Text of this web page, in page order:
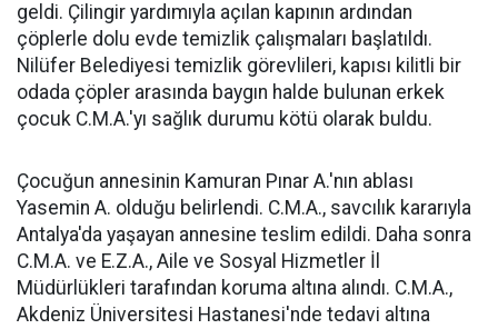
geldi. Çilingir yardımıyla açılan kapının ardından
çöplerle dolu evde temizlik çalışmaları başlatıldı.
Nilüfer Belediyesi temizlik görevlileri, kapısı kilitli bir
odada çöpler arasında baygın halde bulunan erkek
çocuk C.M.A.'yı sağlık durumu kötü olarak buldu.
Çocuğun annesinin Kamuran Pınar A.'nın ablası
Yasemin A. olduğu belirlendi. C.M.A., savcılık kararıyla
Antalya'da yaşayan annesine teslim edildi. Daha sonra
C.M.A. ve E.Z.A., Aile ve Sosyal Hizmetler İl
Müdürlükleri tarafından koruma altına alındı. C.M.A.,
Akdeniz Üniversitesi Hastanesi'nde tedavi altına